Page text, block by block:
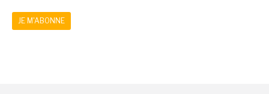
JE M'ABONNE